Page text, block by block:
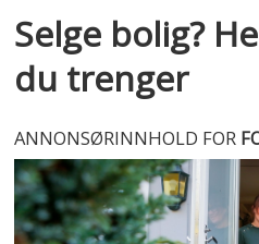
Selge bolig?
du trenger
ANNONSØRINNHOLD FOR